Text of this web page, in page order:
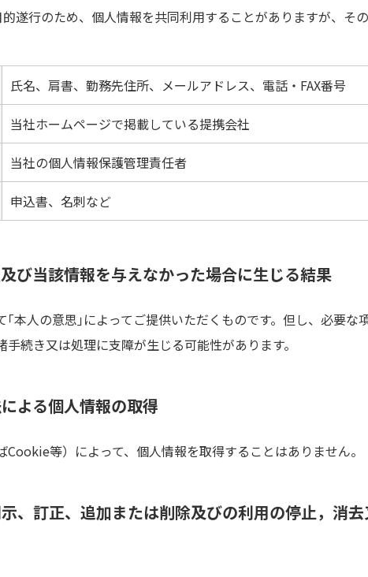
遂行のため、個人情報を共同利用することがありますが、そ
氏名、肩書、勤務先住所、メールアドレス、電話・FAX番号
当社ホームページで掲載している提携会社
当社の個人情報保護管理責任者
申込書、名刺など
び当該情報を与えなかった場合に生じる結果
本人の意思｣によってご提供いただくものです。但し、必要な
続き又は処理に支障が生じる可能性があります。
よる個人情報の取得
等）によって、個人情報を取得することはありません。
、訂正、追加または削除及びの利用の停止，消